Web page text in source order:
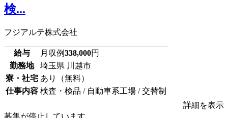
検...
フジアルテ株式会社
給与 月収例338,000円
勤務地
埼玉県 川越市
寮・社宅 あり（無料）
仕事内容 検査・検品 / 自動車系工場 / 交替制
詳細を表示
募集が停止しています